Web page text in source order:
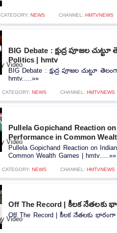
CATEGORY: NEWS CHANNEL: HMTVNEWS
BIG Debate : క్షుద్ర పూజల
Politics | hmtv
BIG Debate : క్షుద్ర పూజల చుట్టూ
hmtv.....»»
CATEGORY: NEWS CHANNEL: HMTVNEWS
Pullela Gopichand Reaction
Performance in Common
Pullela Gopichand Reaction on
Common Wealth Games | hmtv.....»»
CATEGORY: NEWS CHANNEL: HMTVNEWS
Off The Record | కీలక నేతలకు
Off The Record | కీలక నేతలకు